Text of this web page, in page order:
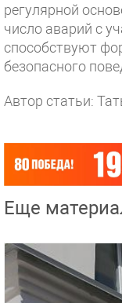
регулярной
число аварий с
способствуют
безопасного
Автор статьи:
Еще